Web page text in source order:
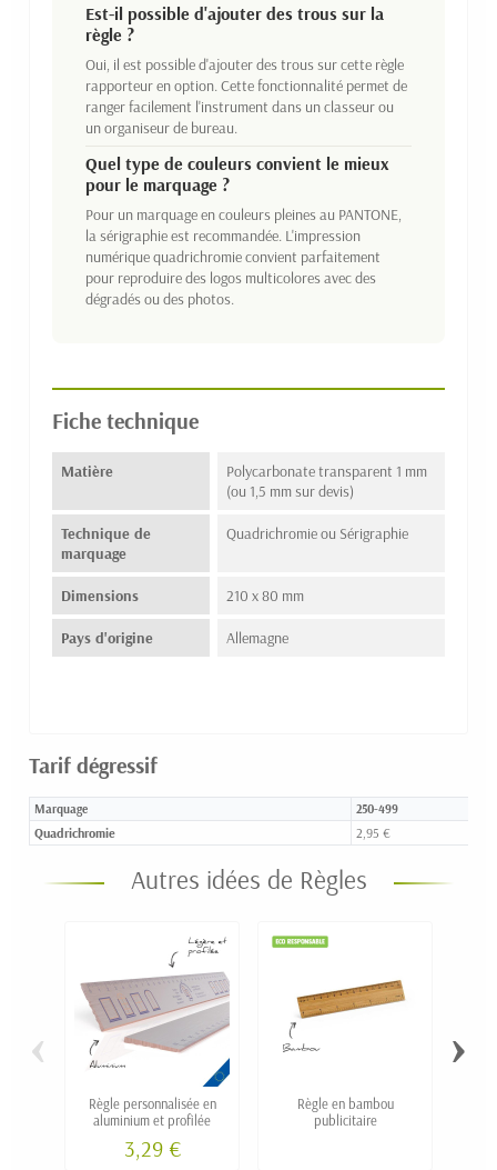
Est-il possible d'ajouter des trous sur la
règle ?
Oui, il est possible d'ajouter des trous sur cette règle
rapporteur en option. Cette fonctionnalité permet de
ranger facilement l'instrument dans un classeur ou
un organiseur de bureau.
Quel type de couleurs convient le mieux
pour le marquage ?
Pour un marquage en couleurs pleines au PANTONE,
la sérigraphie est recommandée. L'impression
numérique quadrichromie convient parfaitement
pour reproduire des logos multicolores avec des
dégradés ou des photos.
Fiche technique
Matière
Polycarbonate transparent 1 mm
(ou 1,5 mm sur devis)
Technique de
marquage
Quadrichromie ou Sérigraphie
Dimensions 210 x 80 mm
Pays d'origine Allemagne
Tarif dégressif
Marquage 250-499
Quadrichromie 2,95 €
Autres idées de Règles
Règle personnalisée en
aluminium et profilée
3,29 €
Règle en bambou
publicitaire
‹ ›